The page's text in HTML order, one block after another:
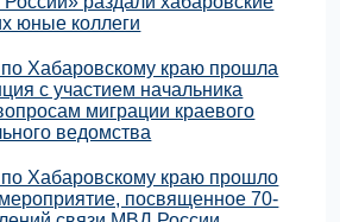
юные коллеги
Хабаровскому краю прошла
с участием начальника
миграции краевого
ведомства
Хабаровскому краю прошло
посвященное 70-